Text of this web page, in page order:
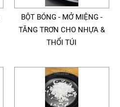
BỘT BÓNG - MỞ MIỆNG -
TĂNG TRƠN CHO NHỰA &
THỔI TÚI